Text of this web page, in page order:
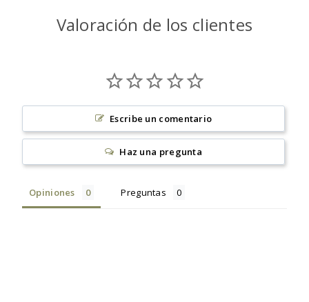
Valoración de los clientes
Escribe un comentario
Haz una pregunta
Opiniones Preguntas